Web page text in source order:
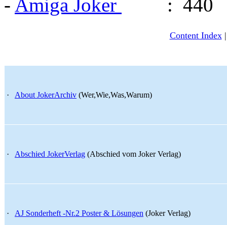
- Amiga Joker : 440
Content Index
· About JokerArchiv (Wer,Wie,Was,Warum)
· Abschied JokerVerlag (Abschied vom Joker Verlag)
· AJ Sonderheft -Nr.2 Poster & Lösungen (Joker Verlag)